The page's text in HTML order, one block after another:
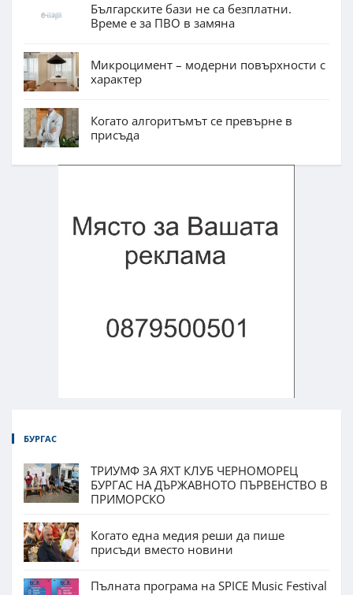
Българските бази не са безплатни.
Време е за ПВО в замяна
Микроцимент – модерни повърхности с
характер
Когато алгоритъмът се превърне в
присъда
БУРГАС
ТРИУМФ ЗА ЯХТ КЛУБ ЧЕРНОМОРЕЦ
БУРГАС НА ДЪРЖАВНОТО ПЪРВЕНСТВО В
ПРИМОРСКО
Когато една медия реши да пише
присъди вместо новини
Пълната програма на SPICE Music Festival